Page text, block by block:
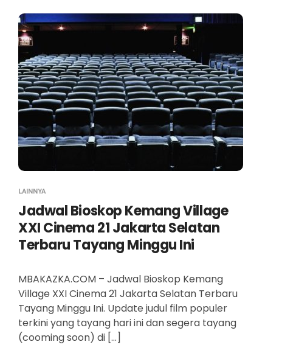
LAINNYA
Jadwal Bioskop Kemang Village
XXI Cinema 21 Jakarta Selatan
Terbaru Tayang Minggu Ini
MBAKAZKA.COM – Jadwal Bioskop Kemang
Village XXI Cinema 21 Jakarta Selatan Terbaru
Tayang Minggu Ini. Update judul film populer
terkini yang tayang hari ini dan segera tayang
(cooming soon) di […]